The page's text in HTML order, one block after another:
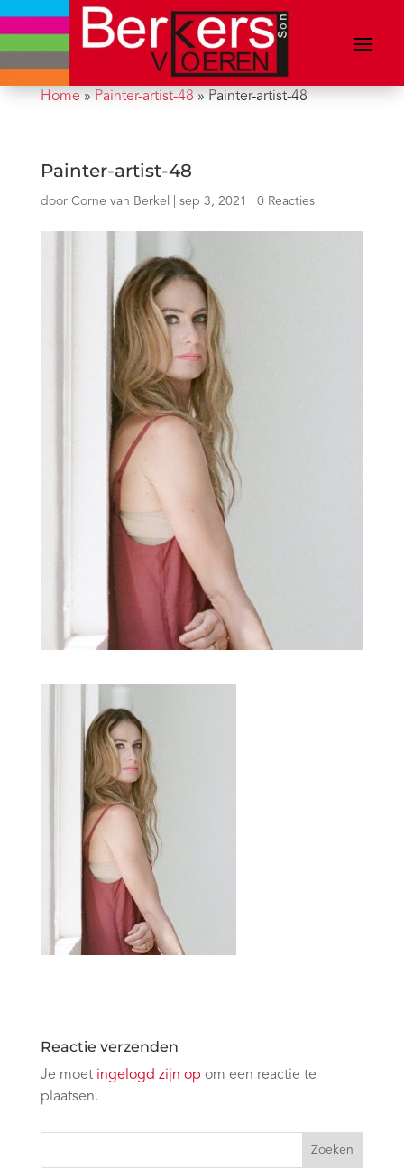
Home» Painter-artist-48 » Painter-artist-48
Painter-artist-48
door Corne van Berkel sep 3, 2021 0 Reacties
Reactie verzenden
Je moet ingelogd zijn op om een reactie te
plaatsen.
Zoeken